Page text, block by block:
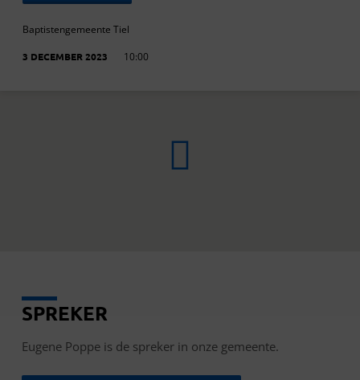
Baptistengemeente Tiel
3 DECEMBER 2023 10:00
EUGENE
SPREKER
Eugene Poppe is de spreker in onze gemeente.